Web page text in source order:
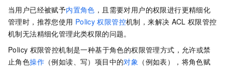
当用户已经被赋予内置角色 ，且需要对用户的权限进行更精细化
管理时，推荐您使用 Policy 权限管控机制，来解决 ACL 权限管控
机制无法精细化管理此类权限的问题。
Policy 权限管控机制是一种基于角色的权限管理方式，允许或禁
止角色操作 （例如读、写）项目中的对象 （例如表），将角色赋